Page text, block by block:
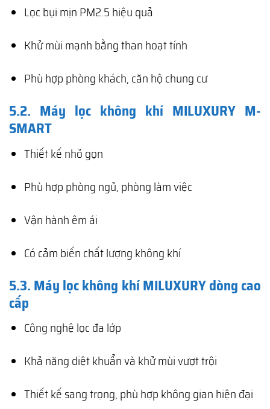
Lọc bụi mịn PM2.5 hiệu quả
Khử mùi mạnh bằng than hoạt tính
Phù hợp phòng khách, căn hộ chung cư
5.2. Máy lọc không khí MILUXURY M-
SMART
Thiết kế nhỏ gọn
Phù hợp phòng ngủ, phòng làm việc
Vận hành êm ái
Có cảm biến chất lượng không khí
5.3. Máy lọc không khí MILUXURY dòng cao
cấp
Công nghệ lọc đa lớp
Khả năng diệt khuẩn và khử mùi vượt trội
Thiết kế sang trọng, phù hợp không gian hiện đại